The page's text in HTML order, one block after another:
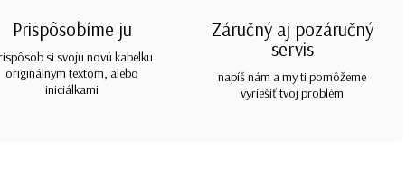
Prispôsobíme ju
si svoju novú kabelku
originálnym textom, alebo
iniciálkami
Záručný aj pozáručný
servis
napíš nám a my ti pomôžeme
vyriešiť tvoj problém